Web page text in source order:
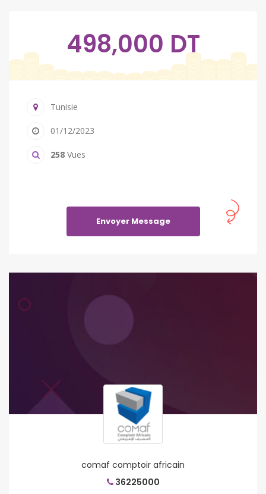
498,000 DT
Tunisie
01/12/2023
258 Vues
Envoyer Message
comaf comptoir africain
36225000